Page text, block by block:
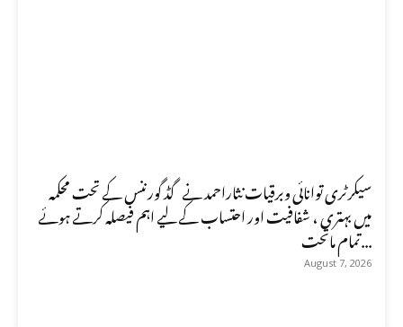
سیکرٹری توانائی وبرقیات نثاراحمد نے گڈ گورننس کے تحت محکمہ
میں بہتری ، شفافیت اور احتساب کے لیے اہم فیصلہ کرتے ہوئے
تمام ماتحت...
August 7, 2026